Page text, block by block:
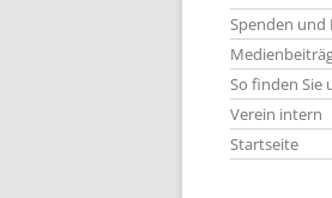
Spenden
So finden Sie
Verein intern
Startseite